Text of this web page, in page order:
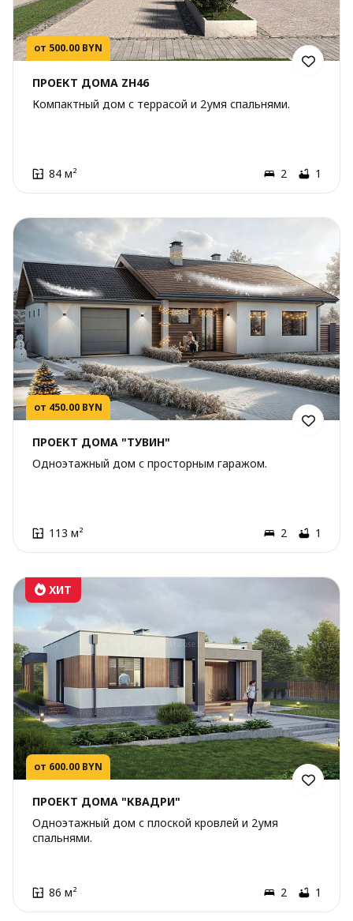
от 500.00 BYN
ПРОЕКТ ДОМА ZH46
Компактный дом с террасой и 2умя спальнями.
84 м² 2 1
от 450.00 BYN
ПРОЕКТ ДОМА "ТУВИН"
Одноэтажный дом с просторным гаражом.
113 м² 2 1
от 600.00 BYN
ХИТ
ПРОЕКТ ДОМА "КВАДРИ"
Одноэтажный дом с плоской кровлей и 2умя
спальнями.
86 м² 2 1